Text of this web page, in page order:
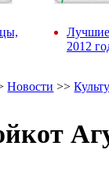
Лучшие
2012
Новости >>